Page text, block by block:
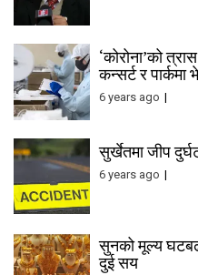
‘कोरोना’को
कन्सर्ट र पार्कमा
6 years ago
सुर्खेतमा जीप
6 years ago
सुनको मूल्य
दुई सय